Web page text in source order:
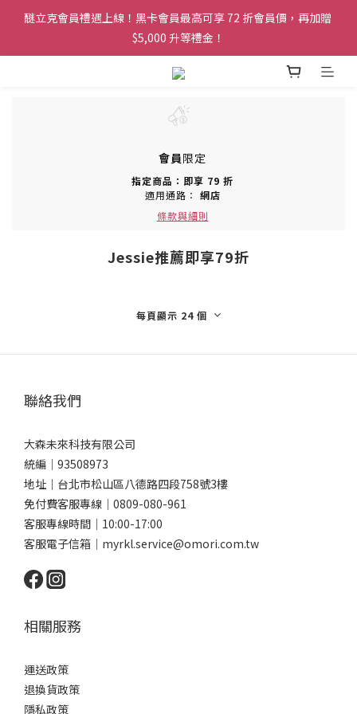
醚立克會員禮遇上線！黑卡會員最高可享 72 折會員價，再加贈
$5,000 升等禮金！
醚立克會員禮遇上線！黑卡會員最高可享 72 折會員價，再加贈
$5,000 升等禮金！
凡會員下單，訂單皆可享免運服務！
醚立克會員禮遇上線！黑卡會員最高可享 72 折會員價，再加贈
$5,000 升等禮金！
會員限定
指定商品：即享 79 折
適用通路： 網店
條款與細則
Jessie推薦即享79折
每頁顯示 24 個
聯絡我們
大森未來科技有限公司
統編｜93508973
地址｜台北市松山區八德路四段758號3樓
免付費客服專線｜0809-080-961
客服專線時間｜10:00-17:00
客服電子信箱｜myrkl.service@omori.com.tw
相關服務
運送政策
退換貨政策
隱私政策